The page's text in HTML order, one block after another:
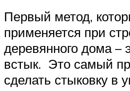
Первый метод,
применяется при
деревянного дома –
встык. Это самый
сделать стыковку в